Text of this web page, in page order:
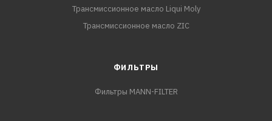
Трансмиссионное масло Liqui Moly
Трансмиссионное масло ZIC
ФИЛЬТРЫ
Фильтры MANN-FILTER